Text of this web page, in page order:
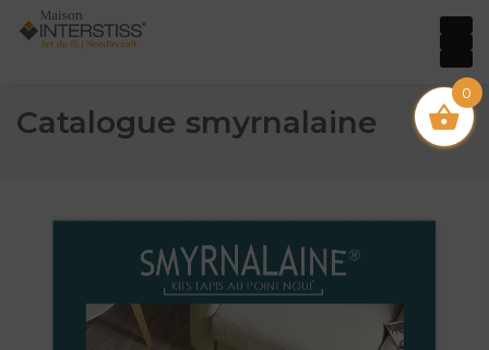
Catalogue smyrnalaine
0